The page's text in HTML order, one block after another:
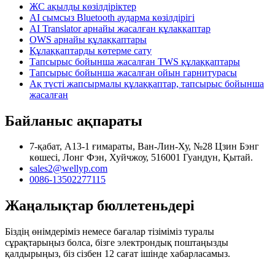
ЖС ақылды көзілдіріктер
AI сымсыз Bluetooth аударма көзілдірігі
AI Translator арнайы жасалған құлаққаптар
OWS арнайы құлаққаптары
Құлаққаптарды көтерме сату
Тапсырыс бойынша жасалған TWS құлаққаптары
Тапсырыс бойынша жасалған ойын гарнитурасы
Ақ түсті жапсырмалы құлаққаптар, тапсырыс бойынша
жасалған
Байланыс ақпараты
7-қабат, А13-1 ғимараты, Ван-Лин-Ху, №28 Цзин Бэнг
көшесі, Лонг Фэн, Хуйчжоу, 516001 Гуандун, Қытай.
sales2@wellyp.com
0086-13502277115
Жаңалықтар бюллетеньдері
Біздің өнімдеріміз немесе бағалар тізіміміз туралы
сұрақтарыңыз болса, бізге электрондық поштаңызды
қалдырыңыз, біз сізбен 12 сағат ішінде хабарласамыз.